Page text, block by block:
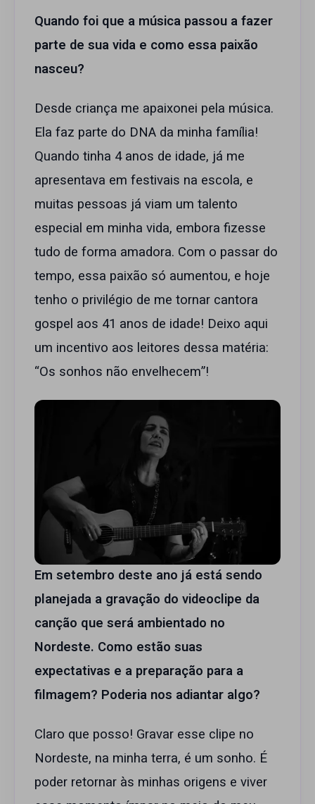
Quando foi que a música passou a fazer
parte de sua vida e como essa paixão
nasceu?
Desde criança me apaixonei pela música.
Ela faz parte do DNA da minha família!
Quando tinha 4 anos de idade, já me
apresentava em festivais na escola, e
muitas pessoas já viam um talento
especial em minha vida, embora fizesse
tudo de forma amadora. Com o passar do
tempo, essa paixão só aumentou, e hoje
tenho o privilégio de me tornar cantora
gospel aos 41 anos de idade! Deixo aqui
um incentivo aos leitores dessa matéria:
“Os sonhos não envelhecem”!
Em setembro deste ano já está sendo
planejada a gravação do videoclipe da
canção que será ambientado no
Nordeste. Como estão suas
expectativas e a preparação para a
filmagem? Poderia nos adiantar algo?
Claro que posso! Gravar esse clipe no
Nordeste, na minha terra, é um sonho. É
poder retornar às minhas origens e viver